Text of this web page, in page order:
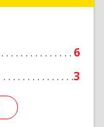
6
3
Подробнее